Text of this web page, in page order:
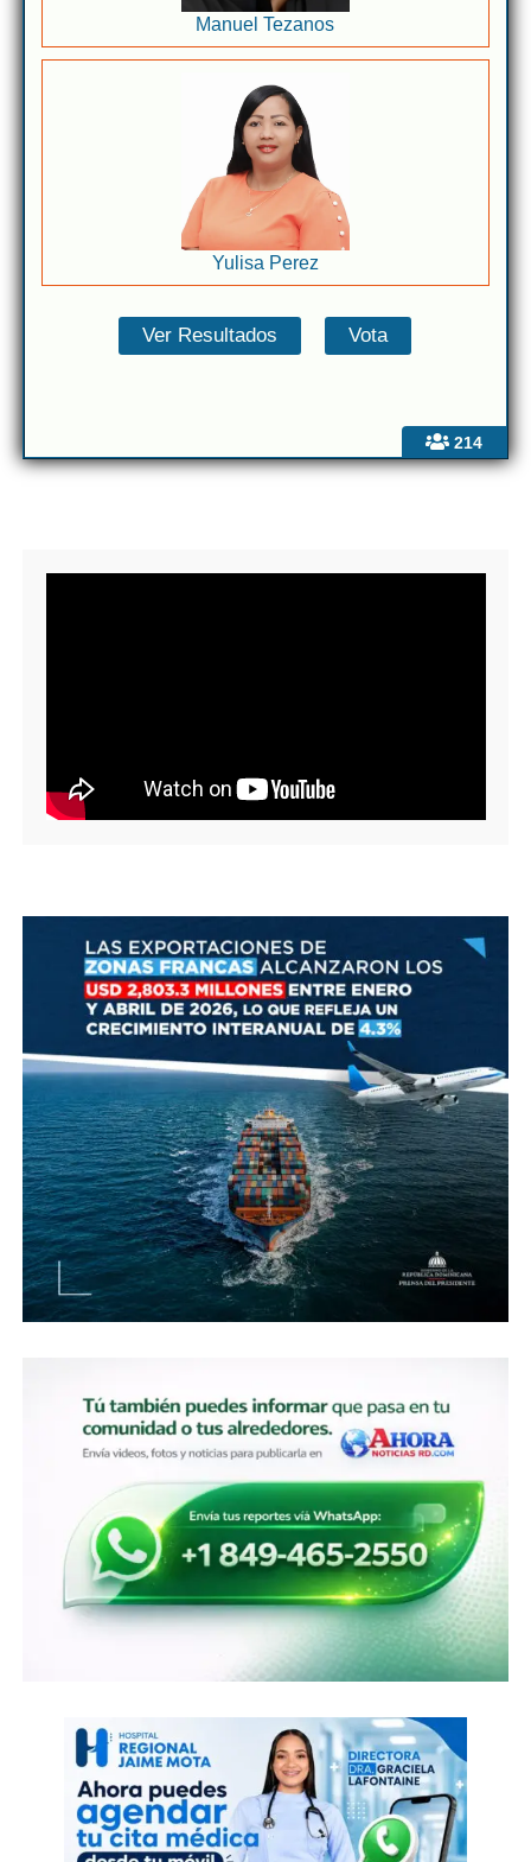
214
Manuel Tezanos
Yulisa Perez